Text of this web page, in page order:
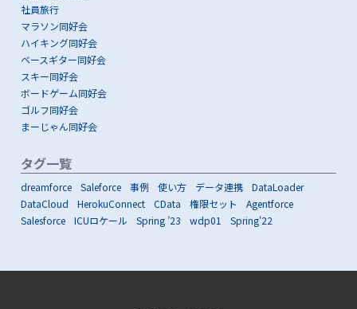
社員旅行
マラソン同好会
ハイキング同好会
ベースギター同好会
スキー同好会
ボードゲーム同好会
ゴルフ同好会
まーじゃん同好会
タグ一覧
dreamforce Saleforce 事例 使い方 データ連携
DataLoader
DataCloud
HerokuConnect CData 権限セット
Agentforce
Salesforce
ICUロケール Spring ’23 wdp01 Spring'22